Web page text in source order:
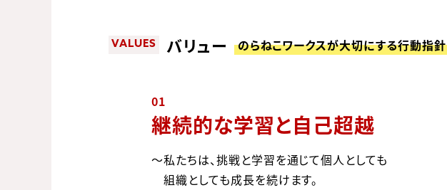
VALUES バリュー のらねこワークスが大切にする行動指針
01
継続的な学習と自己超越
私たちは、挑戦と学習を通じて個人としても
組織としても成長を続けます。